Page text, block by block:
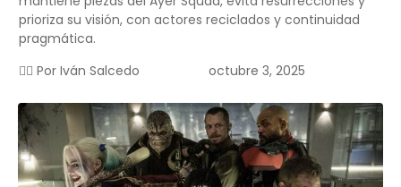
prioriza su visión, con actores reciclados y continuidad
pragmática.
✍🏻 Por Iván Salcedo octubre 3, 2025